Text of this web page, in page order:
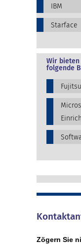
IBM
Starface
Wir bieten
folgende
Zögern Sie